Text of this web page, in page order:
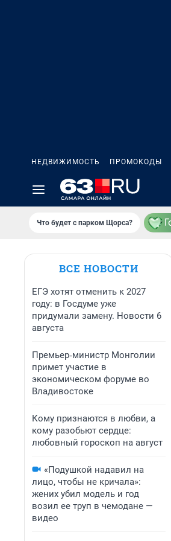
НЕДВИЖИМОСТЬ ПРОМОКОДЫ
Что будет с парком Щорса?
ВСЕ НОВОСТИ
ЕГЭ хотят отменить к 2027
году: в Госдуме уже
придумали замену. Новости 6
августа
Премьер‑министр Монголии
примет участие в
экономическом форуме во
Владивостоке
Кому признаются в любви, а
кому разобьют сердце:
любовный гороскоп на август
«Подушкой надавил на
лицо, чтобы не кричала»:
жених убил модель и год
возил ее труп в чемодане —
видео